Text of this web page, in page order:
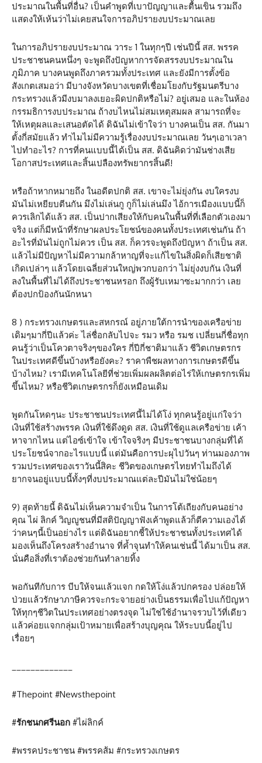
ประมาณในพื้นที่อื่น? เป็นคำพูดที่เบาปัญญาและตื้นเขิน รวมถึง
แสดงให้เห้นว่าไม่เคยสนใจการอภิปรายงบประมาณเลย
ในการอภิปรายงบประมาณ วาระ 1 ในทุกๆปี เช่นปีนี้ สส. พรรค
ประชาชนคนหนึ่งๆ จะพูดถึงปัญหาการจัดสรรงบประมาณใน
ภูมิภาค บางคนพูดถึงภาครวมทั้งประเทศ และยังมีการตั้งข้อ
สังเกตเสมอว่า มีบางจังหวัดบางเขตที่เชื่อมโยงกับรัฐมนตรีบาง
กระทรวงแล้วมีงบมาลงเยอะผิดปกติหรือไม่? อยู่เสมอ และในห้อง
กรรมธิการงบประมาณ ถ้างบไหนไม่สมเหตุสมผล สามารถที่จะ
ให้เหตุผลและเสนอตัดได้ ดิฉันไม่เข้าใจว่า บางคนเป็น สส. กันมา
ตั้งกี่สมัยแล้ว ทำไมไม่มีความรู้เรื่องงบประมาณเลย วันๆเอาเวลา
ไปทำอะไร? การที่คนแบบนี้ได้เป็น สส. ดิฉันคิดว่ามันช่างเสีย
โอกาสประเทศและสิ้นเปลืองทรัพยากรสิ้นดี!
หรือถ้าหากหมายถึง ในอดีตปกติ สส. เขาจะไม่ยุ่งกัน งบใครงบ
มันไม่เหยียบตีนกัน มึงไม่เล่นกู กูก็ไม่เล่นมึง ไอ้การเมืองแบบนี้ก็
ควรเลิกได้แล้ว สส. เป็นปากเสียงให้กับคนในพื้นที่ที่เลือกตัวเองมา
จริง แต่ก็มีหน้าที่รักษาผลประโยชน์ของคนทั้งประเทศเช่นกัน ถ้า
อะไรที่มันไม่ถูกไม่ควร เป็น สส. ก็ควรจะพูดถึงปัญหา ถ้าเป็น สส.
แล้วไม่มีปัญหาไม่มีความกล้าหาญที่จะแก้ไขในสิ่งผิดก็เสียชาติ
เกิดเปล่าๆ แล้วโดยเฉลี่ยส่วนใหญ่พวกบอกว่า ไม่ยุ่งงบกัน เงินที่
ลงในพื้นที่ไม่ได้ถึงประชาชนหรอก ถึงผู้รับเหมาซะมากกว่า เลย
ต้องปกป้องกันนักหนา
8 ) กระทรวงเกษตรและสหกรณ์ อยู่ภายใต้การนำของเครือข่าย
เดิมๆมากี่ปีแล้วค่ะ ไล่ชื่อกลับไปจะ รมว หรือ รมช เปลี่ยนกี่ชื่อทุก
คนรู้ว่าเป็นโควตาจริงๆของใคร กี่ปีกี่ชาติมาแล้ว ชีวิตเกษตรกร
ในประเทศดีขึ้นบ้างหรือยังคะ? ราคาพืชผลทางการเกษตรดีขึ้น
บ้างไหม? เรามีเทคโนโลยีที่ช่วยเพิ่มผลผลิตต่อไร่ให้เกษตรกรเพิ่ม
ขึ้นไหม? หรือชีวิตเกษตรกรก็ยังเหมือนเดิม
พูดกันโหดๆนะ ประชาชนประเทศนี้ไม่ได้โง่ ทุกคนรู้อยู่แก่ใจว่า
เงินที่ใช้สร้างพรรค เงินที่ใช้ดึงดูด สส. เงินที่ใช้ดูแลเครือข่าย เค้า
หาจากไหน แต่ไอซ์เข้าใจ เข้าใจจริงๆ มีประชาชนบางกลุ่มที่ได้
ประโยชน์จากอะไรแบบนี้ แต่มันคือการปะผุไปวันๆ ท่านมองภาพ
รวมประเทศของเราวันนี้สิคะ ชีวิตของเกษตรไทยทำไมถึงได้
ยากจนอยู่แบบนี้ทั้งๆที่งบประมาณแต่ละปีมันไม่ใช่น้อยๆ
9) สุดท้ายนี้ ดิฉันไม่เห็นความจำเป็น ในการโต้เถียงกับคนอย่าง
คุณ ไผ่ ลิกค์ วิญญูชนที่มีสติปัญญาฟังเค้าพูดแล้วก็ตีความเองได้
ว่าคนๆนี้เป็นอย่างไร แต่ดิฉันอยากชี้ให้ประชาชนทั้งประเทศได้
มองเห็นถึงโครงสร้างอำนาจ ที่ค้ำจุนทำให้คนเช่นนี้ ได้มาเป็น สส.​
นั่นคือสิ่งที่เราต้องช่วยกันทำลายทิ้ง
พอกันทีกับการ บีบให้จนแล้วแจก กดให้โง่แล้วปกครอง ปล่อยให้
ป่วยแล้วรักษาภาษีควรจะกระจายอย่างเป็นธรรมเพื่อไปแก้ปัญหา
ให้ทุกๆชีวิตในประเทศอย่างตรงจุด ไม่ใช่ใช้อำนาจรวบไว้ที่เดียว
แล้วค่อยแจกกลุ่มเป้าหมายเพื่อสร้างบุญคุณ ให้ระบบนี้อยู่ไป
เรื่อยๆ
#Thepoint #Newsthepoint
#รักชนกศรีนอก #ไผ่ลิกค์
#พรรคประชาชน #พรรคส้ม #กระทรวงเกษตร